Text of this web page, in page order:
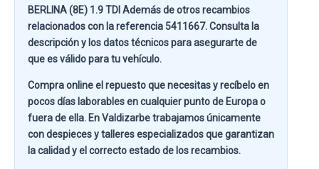
BERLINA (8E) 1.9 TDI Además de otros recambios
relacionados con la referencia 5411667. Consulta la
descripción y los datos técnicos para asegurarte de
que es válido para tu vehículo.
Compra online el repuesto que necesitas y recíbelo en
pocos días laborables en cualquier punto de Europa o
fuera de ella. EnValdizarbetrabajamos únicamente
con despieces y talleres especializados que garantizan
la calidad y el correcto estado de los recambios.